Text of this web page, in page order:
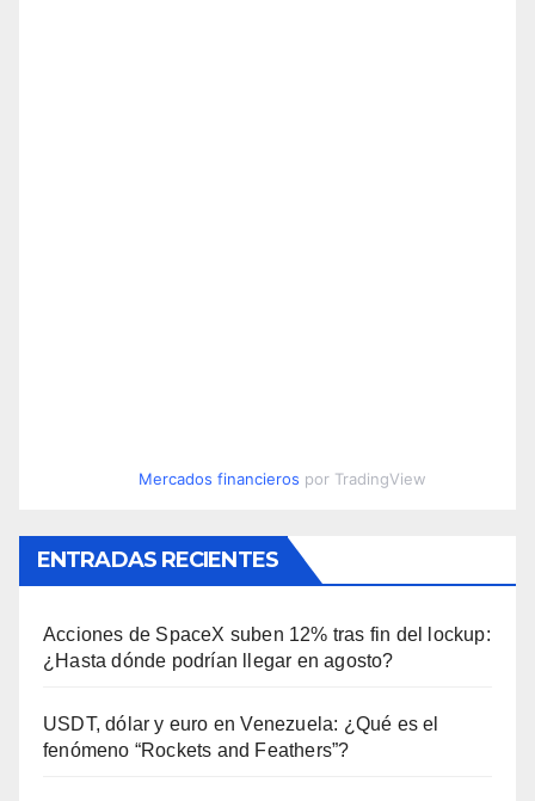
Mercados financieros por TradingView
ENTRADAS RECIENTES
Acciones de SpaceX suben 12% tras fin del lockup:
¿Hasta dónde podrían llegar en agosto?
USDT, dólar y euro en Venezuela: ¿Qué es el
fenómeno “Rockets and Feathers”?